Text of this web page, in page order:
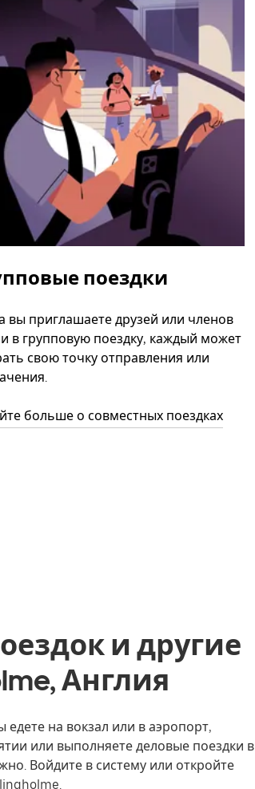
поездки
вы приглашаете друзей или членов
в групповую поездку, каждый может
свою точку отправления или
больше о совместных поездках
и другие
Англия
на вокзал или в аэропорт,
или выполняете деловые поездки в
Войдите в систему или откройте